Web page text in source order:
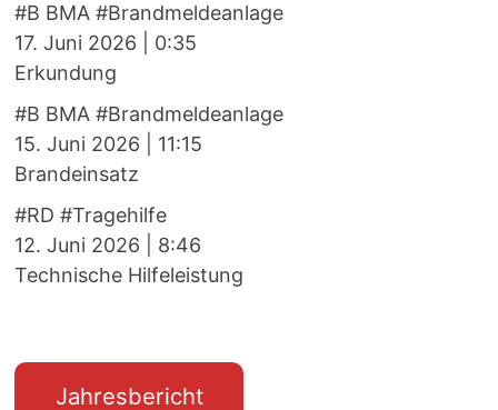
#B BMA #Brandmeldeanlage
17. Juni 2026
0:35
Erkundung
#B BMA #Brandmeldeanlage
15. Juni 2026
11:15
Brandeinsatz
#RD #Tragehilfe
12. Juni 2026
8:46
Technische Hilfeleistung
Jahresbericht